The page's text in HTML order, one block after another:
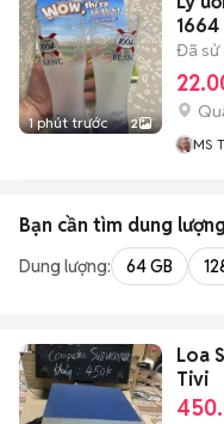
1 phút trước 2
Đã sử
MS
Bạn cần tìm dung lượng
Dung lượng: 64 GB
Loa
Tivi